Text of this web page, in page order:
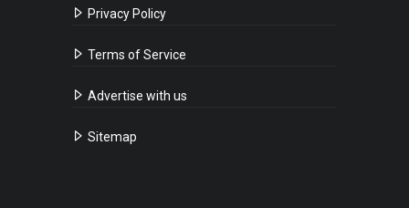
Privacy Policy
Terms of Service
Advertise with us
Sitemap